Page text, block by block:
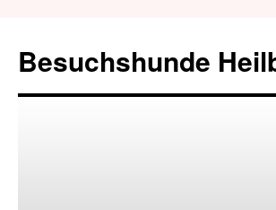
Besuchshunde